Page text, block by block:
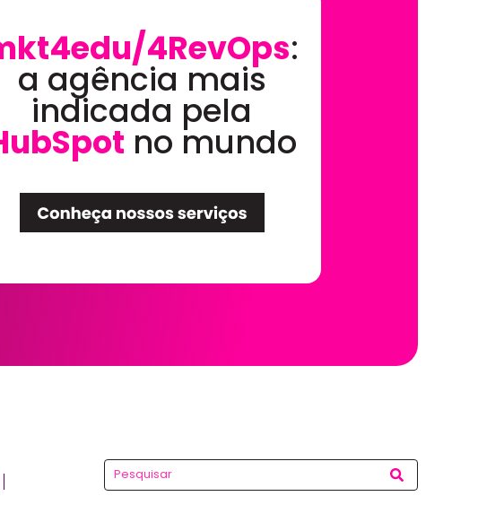
4RevOps:
a agência mais
indicada pela
no mundo